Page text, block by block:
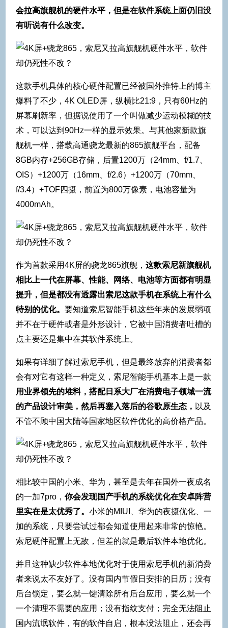
会拉高旗舰机的硬件水平，但是在软件系统上面仍旧没
有听说有什么改变。
这款手机具体的核心硬件配置已经被国外推特上的博主
爆料了不少，4K OLED屏，纵横比21:9，只有60Hz的
屏幕刷新率，但据说使用了一个叫做减少运动模糊的技
术，可以达到90Hz一样的显示效果。与其他家新款旗
舰机一样，搭载高通骁龙最新的865旗舰平台，配备
8GB内存+256GB存储，后置1200万（24mm、f/1.7、
OIS）+1200万（16mm、f/2.6）+1200万（70mm、
f/3.4）+TOF四摄，前置为800万像素，电池容量为
4000mAh。
作为首款采用4K屏的骁龙865旗舰， 这款索尼新旗舰机
相比上一代在屏幕、性能、网络、电池等方面都有明显
提升，但是都没有透露出索尼这款手机在系统上有什么
特别的优化。 要知道索尼智能手机这些年来的发展弱项
并不在于硬件或者是外形设计，它被中国消费者吐槽的
点主要还是集中在其软件系统上。
如果有详细了解过索尼手机，但是最终放弃的消费者都
会有对它有这样一种定义，索尼智能手机基本上是一款
用业界领先的堆料，搭配日系大厂在消费电子领域一流
的产品设计审美，然后再塞入落后的谷歌原生态， 以及
不管不顾中国大陆等国家地区软件优化的高价格产品。
相比较中国的小米、华为，甚至是去年在国外一夜成名
的一加7pro， 你会发现国产手机的系统优化在安卓阵营
里实在是太优秀了。 小米的MIUI、华为的夜摄优化、一
加的系统，只要尝试过都会知道使用起来非常的惊艳。
索尼硬件配置上无敌，但差的就是最后软件本地优化。
并且这种缺少软件本地优化对于使用索尼手机的新消费
者来说太不友好了。没有国内节假日安排的日历；没有
后台锁定，要么就一键清除所有后台应用，要么就一个
一个清理不需要的应用；没有指纹支付；完全无法阻止
国内流氓软件，有的软件自启，根本没法阻止，还会再